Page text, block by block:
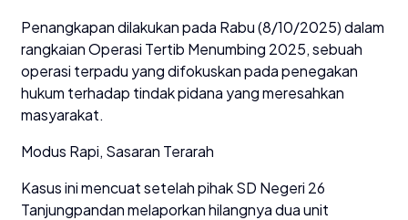
Penangkapan dilakukan pada Rabu (8/10/2025) dalam
rangkaian Operasi Tertib Menumbing 2025, sebuah
operasi terpadu yang difokuskan pada penegakan
hukum terhadap tindak pidana yang meresahkan
masyarakat.
Modus Rapi, Sasaran Terarah
Kasus ini mencuat setelah pihak SD Negeri 26
Tanjungpandan melaporkan hilangnya dua unit